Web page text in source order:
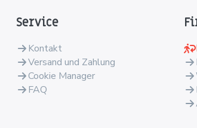
Service
Kontakt
Versand und Zahlung
Cookie Manager
FAQ